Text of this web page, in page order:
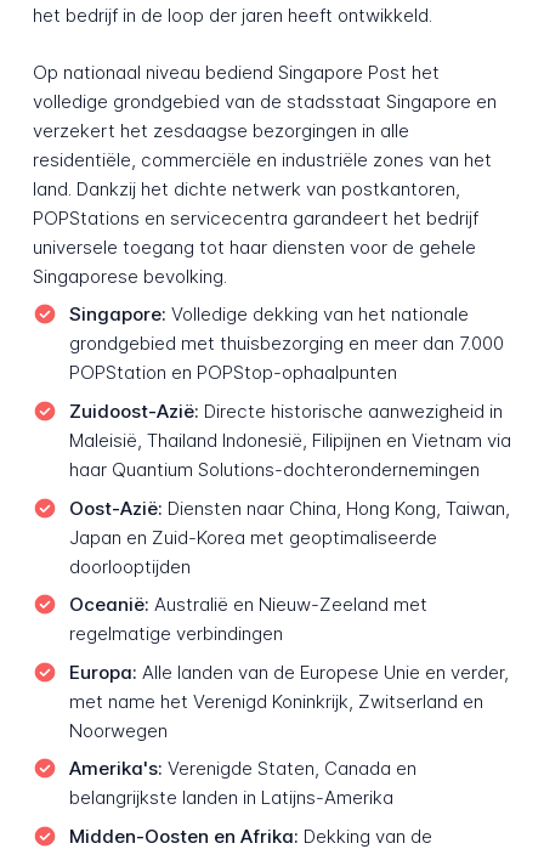
het bedrijf in de loop der jaren heeft ontwikkeld.
Op nationaal niveau bediend Singapore Post het
volledige grondgebied van de stadsstaat Singapore en
verzekert het zesdaagse bezorgingen in alle
residentiële, commerciële en industriële zones van het
land. Dankzij het dichte netwerk van postkantoren,
POPStations en servicecentra garandeert het bedrijf
universele toegang tot haar diensten voor de gehele
Singaporese bevolking.
Singapore: Volledige dekking van het nationale
grondgebied met thuisbezorging en meer dan 7.000
POPStation en POPStop-ophaalpunten
Zuidoost-Azië: Directe historische aanwezigheid in
Maleisië, Thailand Indonesië, Filipijnen en Vietnam via
haar Quantium Solutions-dochterondernemingen
Oost-Azië: Diensten naar China, Hong Kong, Taiwan,
Japan en Zuid-Korea met geoptimaliseerde
doorlooptijden
Oceanië: Australië en Nieuw-Zeeland met
regelmatige verbindingen
Europa: Alle landen van de Europese Unie en verder,
met name het Verenigd Koninkrijk, Zwitserland en
Noorwegen
Amerika's: Verenigde Staten, Canada en
belangrijkste landen in Latijns-Amerika
Midden-Oosten en Afrika: Dekking van de